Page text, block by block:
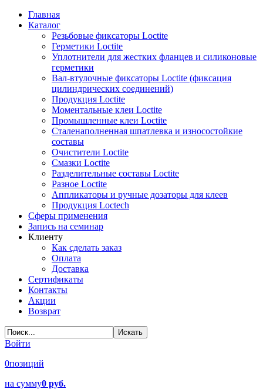
Главная
Каталог
Резьбовые фиксаторы Loctite
Герметики Loctite
Уплотнители для жестких фланцев и силиконовые
герметики
Вал-втулочные фиксаторы Loctite (фиксация
цилиндрических соединений)
Продукция Loctite
Моментальные клеи Loctite
Промышленные клеи Loctite
Сталенаполненная шпатлевка и износостойкие
составы
Очистители Loctite
Смазки Loctite
Разделительные составы Loctite
Разное Loctite
Аппликаторы и ручные дозаторы для клеев
Продукция Loctech
Сферы применения
Запись на семинар
Клиенту
Как сделать заказ
Оплата
Доставка
Сертификаты
Контакты
Акции
Возврат
Войти
0позиций
на сумму0 руб.